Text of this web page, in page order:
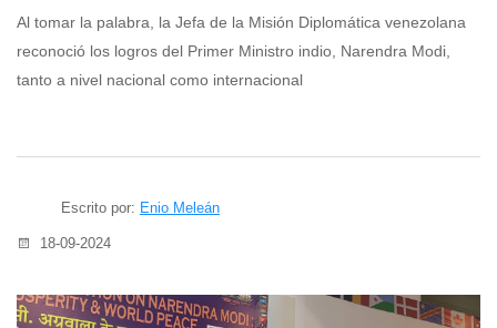
Al tomar la palabra, la Jefa de la Misión Diplomática venezolana
reconoció los logros del Primer Ministro indio, Narendra Modi,
tanto a nivel nacional como internacional
Escrito por: Enio Meleán
18-09-2024